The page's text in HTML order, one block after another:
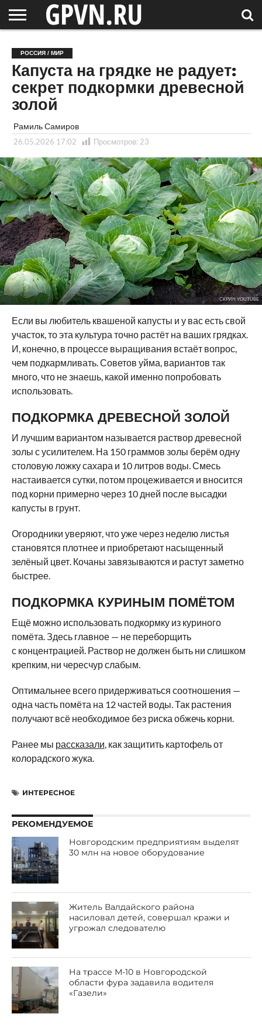
ОБЛАСТЬ
НОВОСТИ
СОСЕДЕЙ
РОССИЯ
/ МИР
СПЕЦПРОЕКТЫ
БЛОГ
СТАТЬИ
ФОТОРЕПОРТАЖИ
ИНТЕРВЬЮ
ОБЪЕКТЫ
ПОДБОРКИ
РОССИЯ / МИР
Капуста на грядке не радует:
секрет подкормки древесной
золой
Рамиль Самиров
26.05.2026 17:02 Просмотров: 23
СКРИН YOUTUBE
Если вы любитель квашеной капусты и у вас есть свой
участок, то эта культура точно растёт на ваших грядках.
И, конечно, в процессе выращивания встаёт вопрос,
чем подкармливать. Советов уйма, вариантов так
много, что не знаешь, какой именно попробовать
использовать.
ПОДКОРМКА ДРЕВЕСНОЙ ЗОЛОЙ
И лучшим вариантом называется раствор древесной
золы с усилителем. На 150 граммов золы берём одну
столовую ложку сахара и 10 литров воды. Смесь
настаивается сутки, потом процеживается и вносится
под корни примерно через 10 дней после высадки
капусты в грунт.
Огородники уверяют, что уже через неделю листья
становятся плотнее и приобретают насыщенный
зелёный цвет. Кочаны завязываются и растут заметно
быстрее.
ПОДКОРМКА КУРИНЫМ ПОМЁТОМ
Ещё можно использовать подкормку из куриного
помёта. Здесь главное — не переборщить
с концентрацией. Раствор не должен быть ни слишком
крепким, ни чересчур слабым.
Оптимальнее всего придерживаться соотношения —
одна часть помёта на 12 частей воды. Так растения
получают всё необходимое без риска обжечь корни.
Ранее мы рассказали, как защитить картофель от
колорадского жука.
ИНТЕРЕСНОЕ
РЕКОМЕНДУЕМОЕ
Новгородским предприятиям выделят
30 млн на новое оборудование
Житель Валдайского района
насиловал детей, совершал кражи и
угрожал следователю
На трассе М-10 в Новгородской
области фура задавила водителя
«Газели»